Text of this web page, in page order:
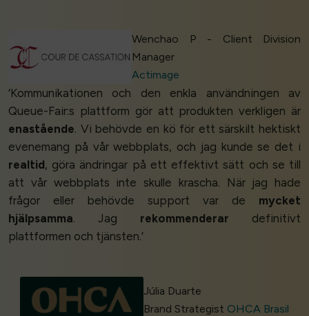
Wenchao P - Client Division
Manager
Actimage
‘Kommunikationen och den enkla användningen av
Queue-Fair:s plattform gör att produkten verkligen är
enastående. Vi behövde en kö för ett särskilt hektiskt
evenemang på vår webbplats, och jag kunde se det i
realtid, göra ändringar på ett effektivt sätt och se till
att vår webbplats inte skulle krascha. När jag hade
frågor eller behövde support var de mycket
hjälpsamma. Jag rekommenderar definitivt
plattformen och tjänsten.’
Júlia Duarte
Brand Strategist OHCA Brasil